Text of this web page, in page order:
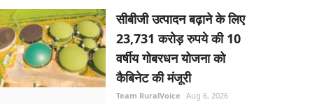
सीबीजी उत्पादन बढ़ाने के लिए
23,731 करोड़ रुपये की 10
वर्षीय गोबरधन योजना को
कैबिनेट की मंजूरी
Team RuralVoice Aug 6, 2026